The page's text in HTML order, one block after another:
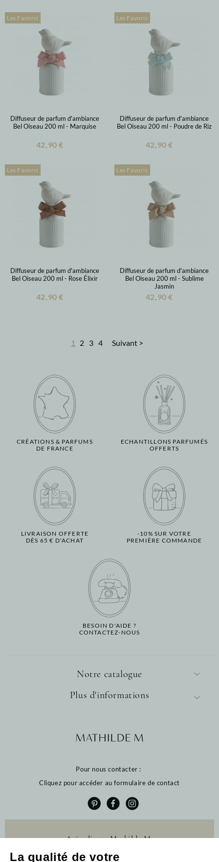
La qualité de votre
Les Favoris
Diffuseur de parfum d'ambiance
Bel Oiseau 200 ml - Marquise
42,90 €
Les Favoris
Diffuseur de parfum d'ambiance
Bel Oiseau 200 ml - Poudre de Riz
42,90 €
Les Favoris
Diffuseur de parfum d'ambiance
Bel Oiseau 200 ml - Rose Élixir
42,90 €
Les Favoris
Diffuseur de parfum d'ambiance
Bel Oiseau 200 ml - Sublime
Jasmin
42,90 €
1 2 3 4 Suivant >
CRÉATIONS & PARFUMS
DE FRANCE
ECHANTILLONS PARFUMÉS
OFFERTS
LIVRAISON OFFERTE
DÈS 65 € D'ACHAT
-10% SUR VOTRE
PREMIÈRE COMMANDE
BESOIN D'AIDE ?
CONTACTEZ-NOUS
Notre catalogue
Pour nous contacter :
Cliquez pour accéder au formulaire de contact
Plus d'informations
Avis clients Mathilde M.